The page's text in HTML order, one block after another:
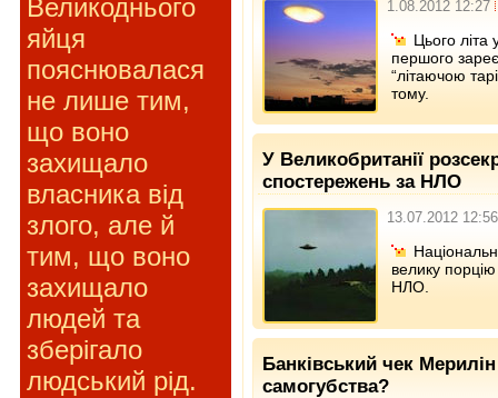
Великоднього
яйця
пояснювалася
не лише тим,
що воно
захищало
власника від
злого, але й
тим, що воно
захищало
людей та
зберігало
людський рід.
1.08.2012 12:27
Цього літа
першого
“літаючою
тому.
У Великобританії
спостережень за НЛО
13.07.2012 12:56
велику порцію
НЛО.
Банківський чек
самогубства?